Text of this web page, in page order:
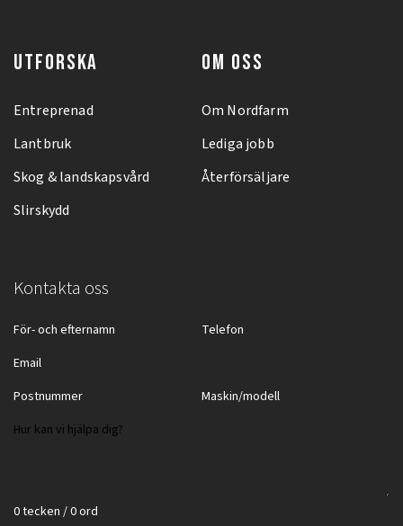
UTFORSKA
Entreprenad
Lantbruk
Skog & landskapsvård
Slirskydd
OM OSS
Om Nordfarm
Lediga jobb
Återförsäljare
Kontakta oss
0 tecken / 0 ord